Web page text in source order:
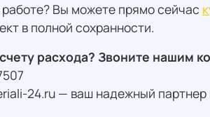
работе? Вы можете прямо сейчас
в полной сохранности.
расхода? Звоните нашим
24.ru — ваш надежный партнер